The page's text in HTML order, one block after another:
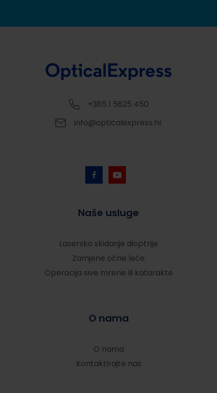
+385 1 5625 450
info@opticalexpress.hr
Naše usluge
Lasersko skidanje dioptrije
Zamjene očne leće
Operacija sive mrene ili katarakte
O nama
O nama
Kontaktirajte nas